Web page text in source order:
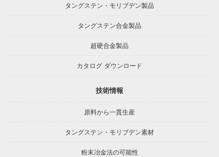
タングステン・モリブデン製品
タングステン合金製品
超硬合金製品
カタログ ダウンロード
技術情報
原料から一貫生産
タングステン・モリブデン素材
粉末冶金法の可能性